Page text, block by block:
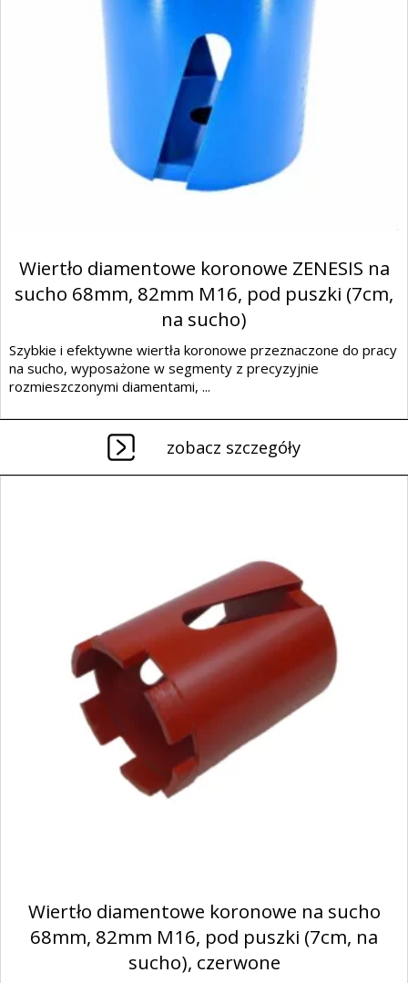
Wiertło diamentowe koronowe ZENESIS na
sucho 68mm, 82mm M16, pod puszki (7cm,
na sucho)
Szybkie i efektywne wiertła koronowe przeznaczone do pracy
na sucho, wyposażone w segmenty z precyzyjnie
rozmieszczonymi diamentami, ...
zobacz szczegóły
Wiertło diamentowe koronowe na sucho
68mm, 82mm M16, pod puszki (7cm, na
sucho), czerwone